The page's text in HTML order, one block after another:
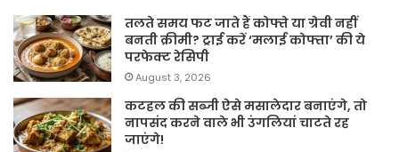
तलते समय फट जाते हैं कोफ्ते या ग्रेवी नहीं
बनती क्रीमी? ट्राई करें ‘मलाई कोफ्ता’ की ये
परफेक्ट रेसिपी
August 3, 2026
कटहल की सब्जी ऐसे मसालेदार बनाएंगे, तो
नापसंद करने वाले भी उंगलियां चाटते रह
जाएंगे!